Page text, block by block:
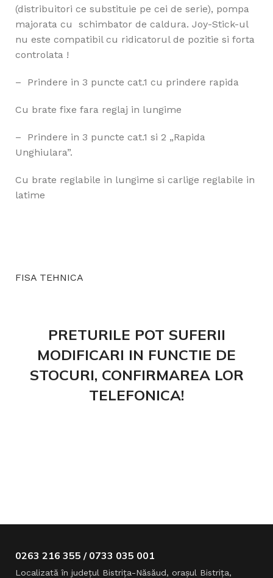
(distribuitori ce substituie pe cei de serie), pompa
majorata cu schimbator de caldura. Joy-Stick-ul
nu este compatibil cu ridicatorul de pozitie si forta
controlata !
– Prindere in 3 puncte cat.1 cu prindere rapida
Cu brate fixe fara reglaj in lungime
– Prindere in 3 puncte cat.1 si 2 „Rapida
Unghiulara”.
Cu brate reglabile in lungime si carlige reglabile in
latime
FISA TEHNICA
PRETURILE POT SUFERII
MODIFICARI IN FUNCTIE DE
STOCURI, CONFIRMAREA LOR
TELEFONICA!
0263 216 355 / 0733 035 001
Localizată în judeţul Bistriţa-Năsăud, oraşul Bistriţa,